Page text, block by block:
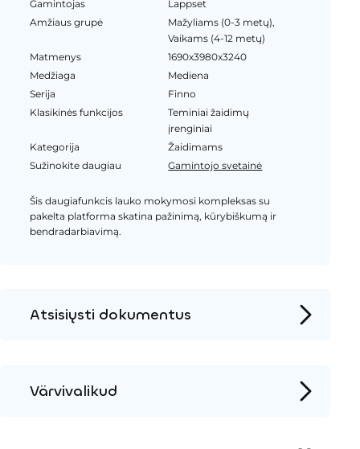
Gamintojas
Lappset
Amžiaus grupė
Mažyliams (0-3 metų),
Vaikams (4-12 metų)
Matmenys
1690x3980x3240
Medžiaga
Mediena
Serija
Finno
Klasikinės funkcijos
Teminiai žaidimų
įrenginiai
Kategorija
Žaidimams
Sužinokite daugiau
Gamintojo svetainė
Šis daugiafunkcis lauko mokymosi kompleksas su
pakelta platforma skatina pažinimą, kūrybiškumą ir
bendradarbiavimą.
Atsisiųsti dokumentus
Värvivalikud